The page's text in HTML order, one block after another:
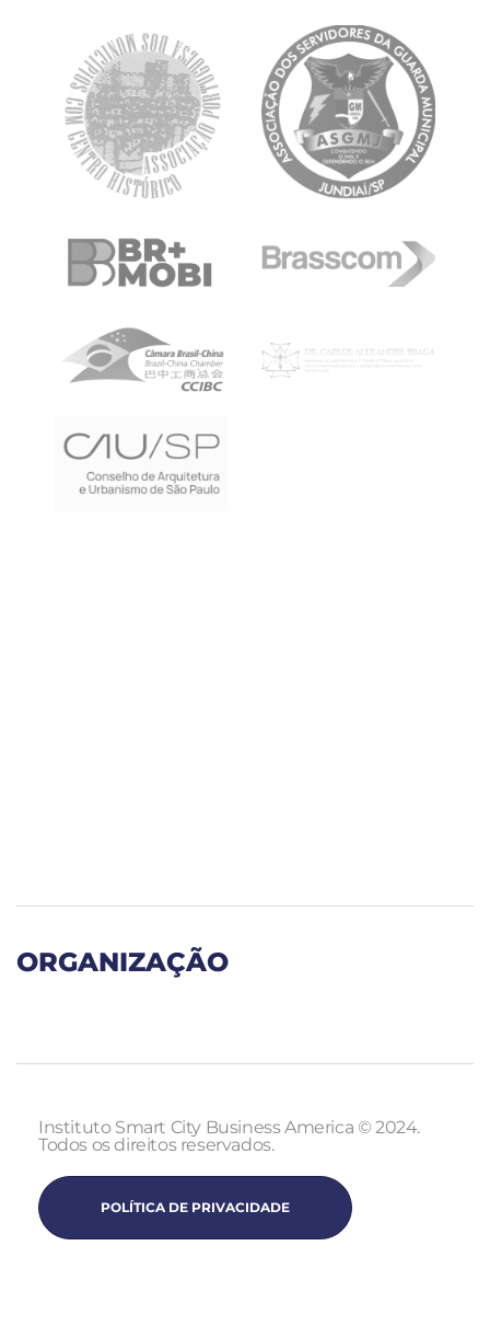
ORGANIZAÇÃO
Instituto Smart City Business America © 2024.
Todos os direitos reservados.
POLÍTICA DE PRIVACIDADE